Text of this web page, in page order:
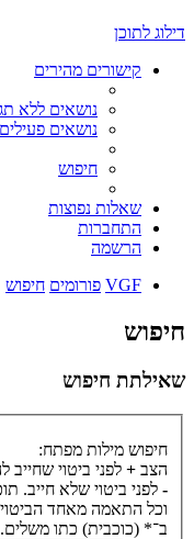
דילוג לתוכן
קישורים מהירים
נושאים ללא
נושאים פעילים
חיפוש
שאלות נפוצות
התחברות
הרשמה
VGF פורומים חיפוש
חיפוש
שאילתת חיפוש
חיפוש מילות מפתח:
הצב + לפני ביטוי
- לפני ביטוי שלא חייב.
וכל התאמה מאחד
ב־* (כוכבית) כתו משלים.